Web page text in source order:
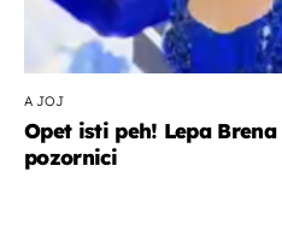
A JOJ
Opet isti peh! Lepa
pozornici